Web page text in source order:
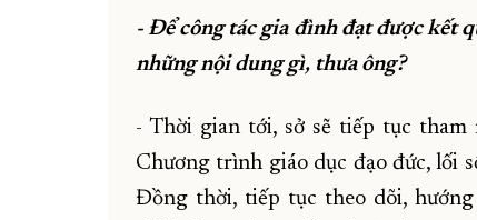
- Để công tác gia đình đạt được kết
những nội dung gì, thưa ông?
- Thời gian tới, sở sẽ tiếp tục
Chương trình giáo dục đạo đức, lối
Đồng thời, tiếp tục theo dõi,